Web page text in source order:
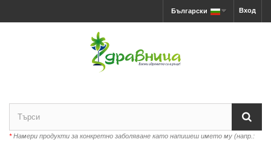
Вход
Български
*Намери продукти за конкретно заболяване като напишеш името му (напр.: